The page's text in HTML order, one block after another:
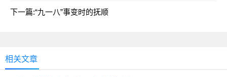
下一篇:“九一八”事变时的抚顺
相关文章